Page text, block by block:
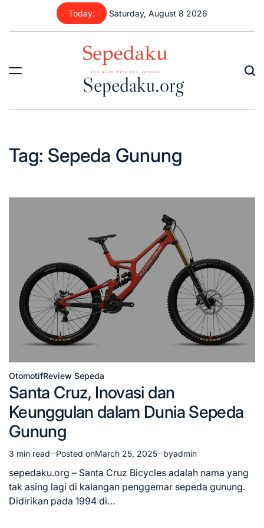
content
Today: Saturday, August 8 2026
Sepedaku.org
Tag: Sepeda Gunung
Posted
in
OtomotifReview Sepeda
Santa Cruz, Inovasi dan
Keunggulan dalam Dunia Sepeda
Gunung
Estimated
read
time
3 min read Posted onMarch 25, 2025 byadmin
sepedaku.org – Santa Cruz Bicycles adalah nama yang
tak asing lagi di kalangan penggemar sepeda gunung.
Didirikan pada 1994 di…